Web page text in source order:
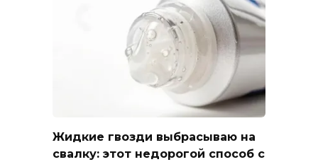
Жидкие гвозди выбрасываю на
свалку: этот недорогой способ с